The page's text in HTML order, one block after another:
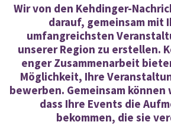
Wir von den Kehdinger-
darauf, gemeinsam mit
umfangreichsten
unserer Region zu erstellen.
enger Zusammenarbeit
Möglichkeit, Ihre
bewerben. Gemeinsam
dass Ihre Events die
bekommen, die sie